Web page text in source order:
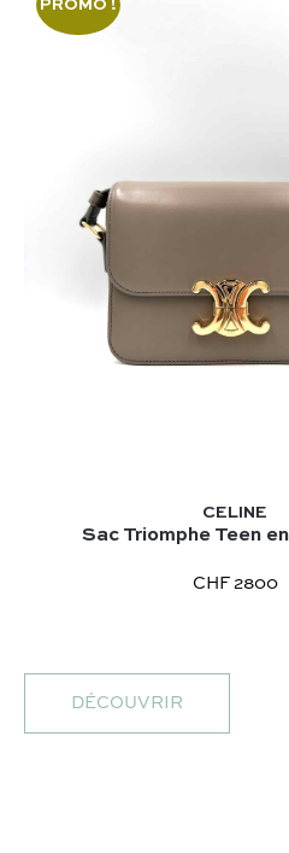
PROMO !
CELINE
Sac Triomphe Teen
CHF 2800
DÉCOUVRIR